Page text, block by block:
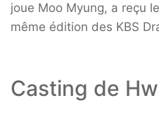
joue Moo Myung, a reçu
même édition des KBS
Casting de